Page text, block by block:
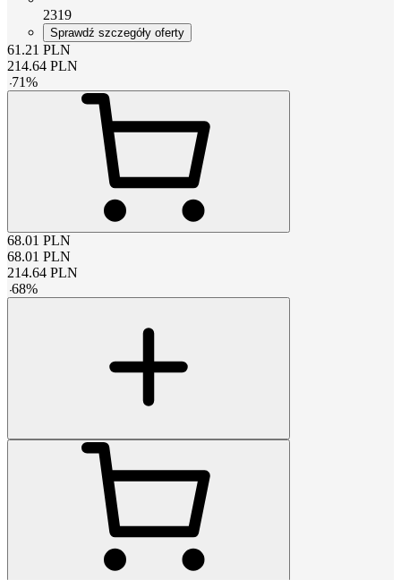
2319
Sprawdź szczegóły oferty
61.21 PLN
214.64 PLN
-71%
68.01 PLN
68.01 PLN
214.64 PLN
-68%